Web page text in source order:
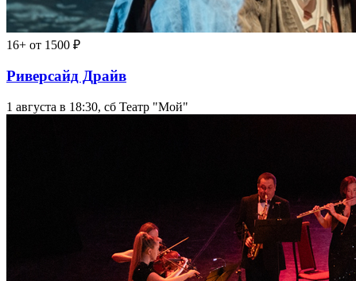
16+ от 1500 ₽
Риверсайд Драйв
1 августа в 18:30, сб Театр "Мой"